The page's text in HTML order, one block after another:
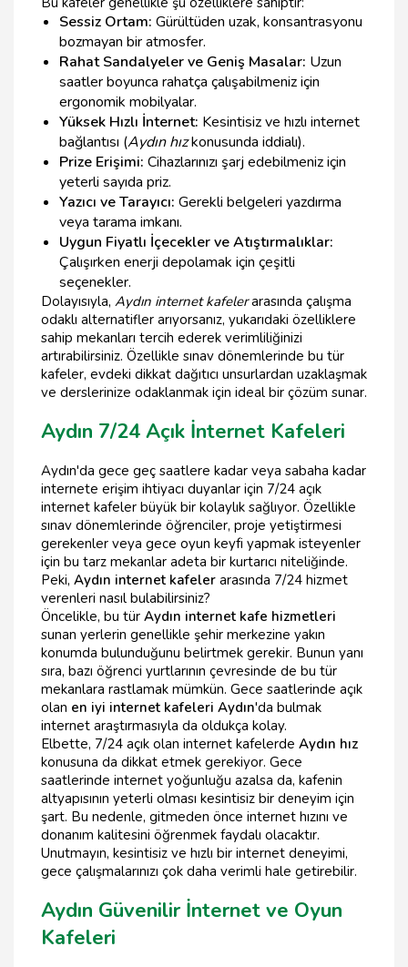
Sessiz Ortam: Gürültüden uzak, konsantrasyonu
bozmayan bir atmosfer.
Rahat Sandalyeler ve Geniş Masalar: Uzun
saatler boyunca rahatça çalışabilmeniz için
ergonomik mobilyalar.
Yüksek Hızlı İnternet: Kesintisiz ve hızlı internet
bağlantısı (Aydın hızkonusunda iddialı).
Prize Erişimi: Cihazlarınızı şarj edebilmeniz için
yeterli sayıda priz.
Yazıcı ve Tarayıcı: Gerekli belgeleri yazdırma
veya tarama imkanı.
Uygun Fiyatlı İçecekler ve Atıştırmalıklar:
Çalışırken enerji depolamak için çeşitli
seçenekler.
Dolayısıyla, Aydın internet kafelerarasında çalışma
odaklı alternatifler arıyorsanız, yukarıdaki özelliklere
sahip mekanları tercih ederek verimliliğinizi
artırabilirsiniz. Özellikle sınav dönemlerinde bu tür
kafeler, evdeki dikkat dağıtıcı unsurlardan uzaklaşmak
ve derslerinize odaklanmak için ideal bir çözüm sunar.
Aydın 7/24 Açık İnternet Kafeleri
Aydın'da gece geç saatlere kadar veya sabaha kadar
internete erişim ihtiyacı duyanlar için 7/24 açık
internet kafeler büyük bir kolaylık sağlıyor. Özellikle
sınav dönemlerinde öğrenciler, proje yetiştirmesi
gerekenler veya gece oyun keyfi yapmak isteyenler
için bu tarz mekanlar adeta bir kurtarıcı niteliğinde.
Peki, Aydın internet kafeler arasında 7/24 hizmet
verenleri nasıl bulabilirsiniz?
Öncelikle, bu tür Aydın internet kafe hizmetleri
sunan yerlerin genellikle şehir merkezine yakın
konumda bulunduğunu belirtmek gerekir. Bunun yanı
sıra, bazı öğrenci yurtlarının çevresinde de bu tür
mekanlara rastlamak mümkün. Gece saatlerinde açık
olan en iyi internet kafeleri Aydın'da bulmak
internet araştırmasıyla da oldukça kolay.
Elbette, 7/24 açık olan internet kafelerde Aydın hız
konusuna da dikkat etmek gerekiyor. Gece
saatlerinde internet yoğunluğu azalsa da, kafenin
altyapısının yeterli olması kesintisiz bir deneyim için
şart. Bu nedenle, gitmeden önce internet hızını ve
donanım kalitesini öğrenmek faydalı olacaktır.
Unutmayın, kesintisiz ve hızlı bir internet deneyimi,
gece çalışmalarınızı çok daha verimli hale getirebilir.
Aydın Güvenilir İnternet ve Oyun
Kafeleri